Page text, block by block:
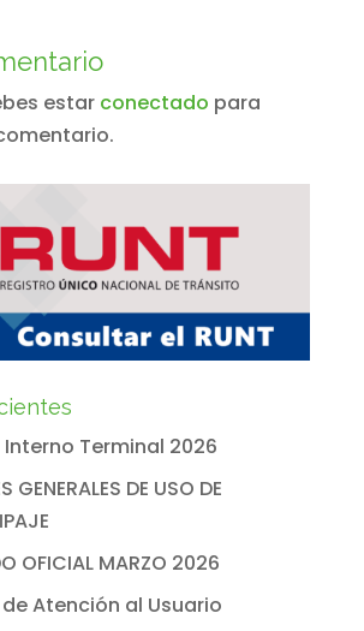
estar conectado para
Terminal 2026
GENERALES DE USO DE
OFICIAL MARZO 2026
Atención al Usuario